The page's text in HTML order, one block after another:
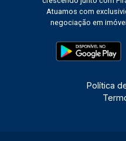
Atuamos com
negociação em
Política